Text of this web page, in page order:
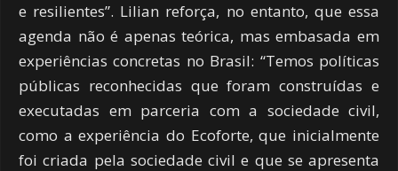
e resilientes”. Lilian reforça, no entanto, que essa
agenda não é apenas teórica, mas embasada em
experiências concretas no Brasil: “Temos políticas
públicas reconhecidas que foram construídas e
executadas em parceria com a sociedade civil,
como a experiência do Ecoforte, que inicialmente
foi criada pela sociedade civil e que se apresenta